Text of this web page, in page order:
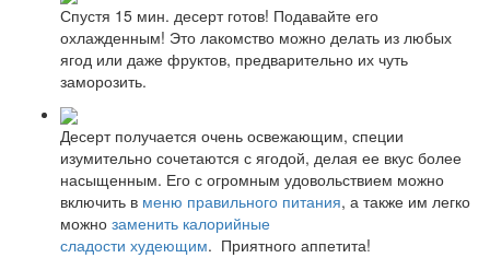
Спустя 15 мин. десерт готов! Подавайте его
охлажденным! Это лакомство можно делать из любых
ягод или даже фруктов, предварительно их чуть
заморозить.
Десерт получается очень освежающим, специи
изумительно сочетаются с ягодой, делая ее вкус более
насыщенным. Его с огромным удовольствием можно
включить в меню правильного питания, а также им легко
можно заменить калорийные
сладости худеющим. Приятного аппетита!